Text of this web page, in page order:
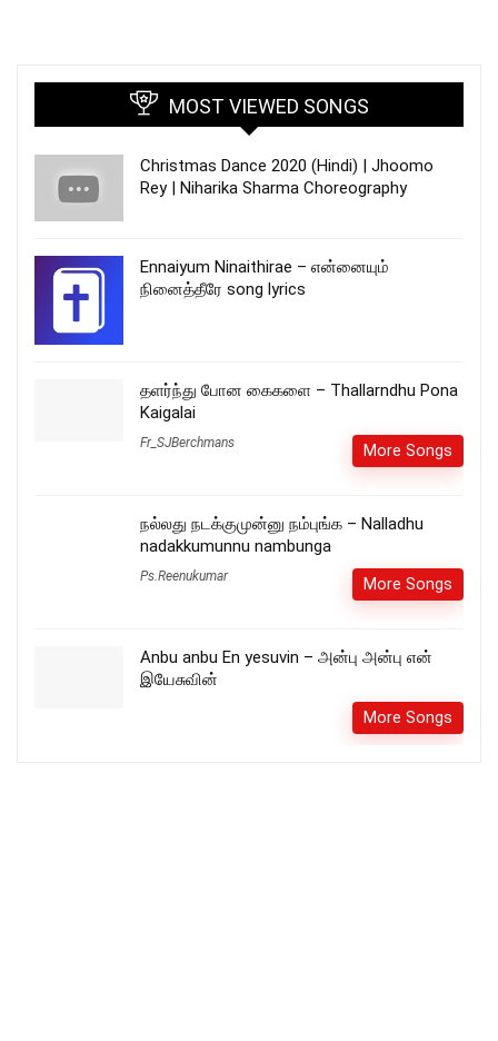
MOST VIEWED SONGS
Christmas Dance 2020 (Hindi) | Jhoomo
Rey | Niharika Sharma Choreography
Ennaiyum Ninaithirae – என்னையும்
நினைத்தீரே song lyrics
தளர்ந்து போன கைகளை – Thallarndhu Pona
Kaigalai
Fr_SJBerchmans More Songs
நல்லது நடக்குமுன்னு நம்புங்க – Nalladhu
nadakkumunnu nambunga
Ps.Reenukumar More Songs
Anbu anbu En yesuvin – அன்பு அன்பு என்
இயேசுவின்
More Songs